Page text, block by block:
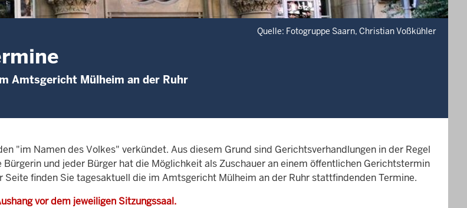
Quelle: Fotogruppe Saarn, Christian Voßkühler
Amtsgericht Mülheim an der Ruhr
"im Namen des Volkes" verkündet. Aus diesem Grund sind Gerichtsverhandlungen in der Regel
und jeder Bürger hat die Möglichkeit als Zuschauer an einem öffentlichen Gerichtstermin
Seite finden Sie tagesaktuell die im Amtsgericht Mülheim an der Ruhr stattfindenden Termine.
vor dem jeweiligen Sitzungssaal.